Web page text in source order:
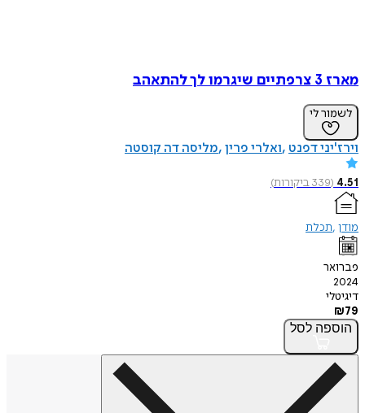
מארז 3 צרפתיים שיגרמו לך להתאהב
לשמור לי
וירז'יני דפנט ואלרי פרין מליסה דה קוסטה
4.51
(
339ביקורות)
מודן תכלת
פברואר
2024
דיגיטלי
₪79
הוספה לסל